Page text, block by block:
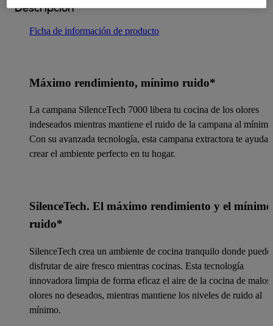
Descripción
Ficha de información de producto
Máximo rendimiento, mínimo ruido*
La campana SilenceTech 7000 libera tu cocina de los olores
indeseados mientras mantiene el ruido de la campana al
Con su avanzada tecnología, esta campana extractora te ayuda
crear el ambiente perfecto en tu hogar.
SilenceTech. El máximo rendimiento y el mínimo
ruido*
SilenceTech crea un ambiente de cocina tranquilo donde
disfrutar de aire fresco mientras cocinas. Esta tecnología
innovadora limpia de forma eficaz el aire de la cocina de malos
olores no deseados, mientras mantiene los niveles de ruido al
mínimo.